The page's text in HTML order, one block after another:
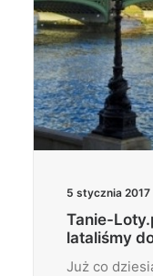
5 stycznia 2017
Tanie-
lataliśmy
Już co